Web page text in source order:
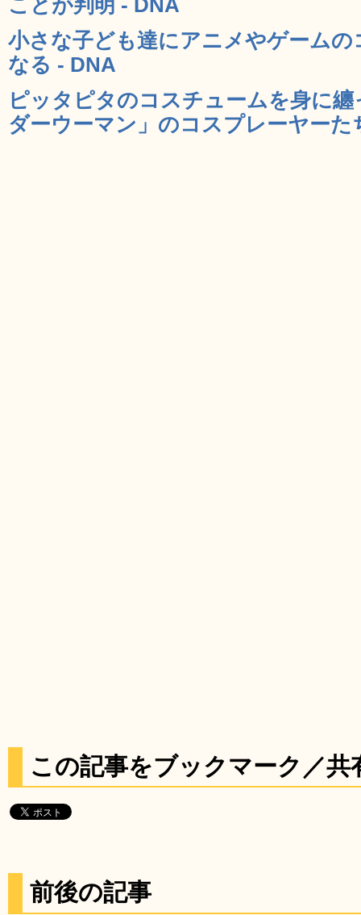
小さな子ども達にアニメやゲーム
なる - DNA
ピッタピタのコスチュームを身に
ダーウーマン」のコスプレーヤーた
この記事をブックマーク／共
前後の記事